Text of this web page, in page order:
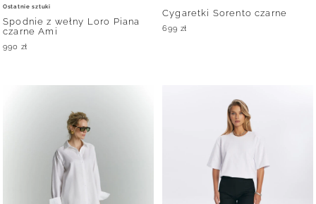
Spodnie z wełny Loro Piana
czarne Ami
990 zł
Ostatnie sztuki
Cygaretki Sorento czarne
699 zł